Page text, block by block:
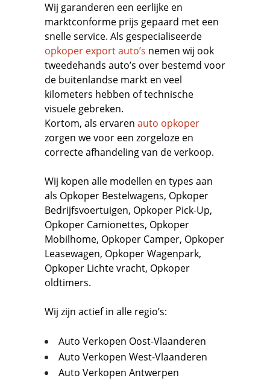
Wij garanderen een eerlijke en
marktconforme prijs gepaard met een
snelle service. Als gespecialiseerde
opkoper export auto’s nemen wij ook
tweedehands auto’s over bestemd voor
de buitenlandse markt en veel
kilometers hebben of technische
visuele gebreken.
Kortom, als ervaren auto opkoper
zorgen we voor een zorgeloze en
correcte afhandeling van de verkoop.
Wij kopen alle modellen en types aan
als Opkoper Bestelwagens, Opkoper
Bedrijfsvoertuigen, Opkoper Pick-Up,
Opkoper Camionettes, Opkoper
Mobilhome, Opkoper Camper, Opkoper
Leasewagen, Opkoper Wagenpark,
Opkoper Lichte vracht, Opkoper
oldtimers.
Wij zijn actief in alle regio’s:
Auto Verkopen Oost-Vlaanderen
Auto Verkopen West-Vlaanderen
Auto Verkopen Antwerpen